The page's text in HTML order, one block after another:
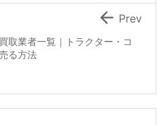
取業者一覧｜トラクター・コ
る方法
 Prev